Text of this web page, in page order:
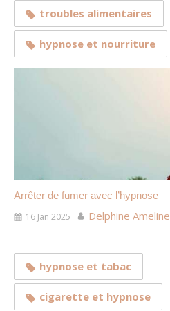
troubles alimentaires
hypnose et nourriture
Arrêter de fumer avec l’hypnose
16 Jan 2025
Delphine Ameline
hypnose et tabac
cigarette et hypnose